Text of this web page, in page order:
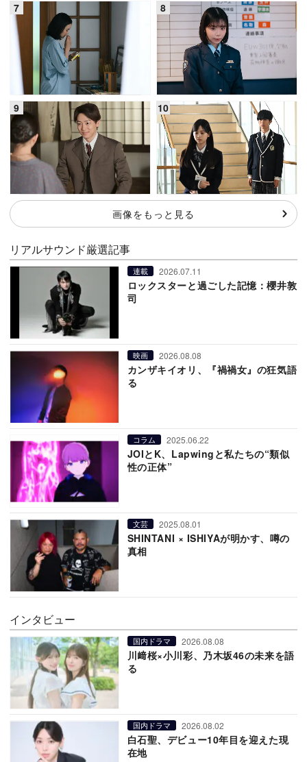
画像をもっと見る
リアルサウンド厳選記事
連載 2026.07.11
ロックスターと過ごした記憶：櫻井敦
司
映画 2026.08.08
カンザキイオリ、『禍禍女』の狂気語
る
コラム 2025.06.22
JOIとK、Lapwingと私たちの“類似
性の正体”
文芸 2025.08.01
SHINTANI × ISHIYAが明かす、噂の
真相
インタビュー
国内ドラマ 2026.08.08
川﨑桜×小川彩、乃木坂46の未来を語
る
国内ドラマ 2026.08.02
白石聖、デビュー10年目を迎えた現
在地